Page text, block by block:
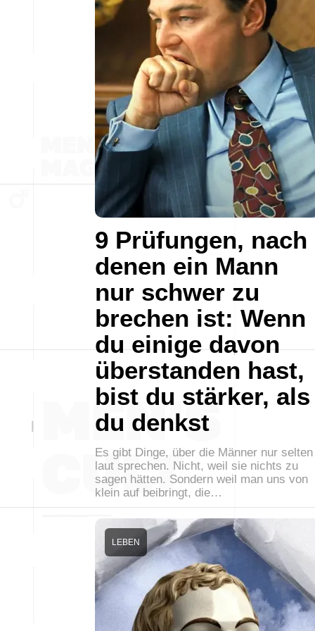
9 Prüfungen, nach
denen ein Mann
nur schwer zu
brechen ist: Wenn
du einige davon
überstanden hast,
bist du stärker, als
du denkst
Es gibt Dinge, über die Männer nur selten
laut sprechen. Nicht, weil sie nichts zu
sagen hätten. Sondern weil man uns von
klein auf beibringt, die…
LEBEN